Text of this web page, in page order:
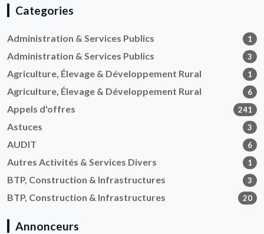
Categories
Administration & Services Publics 1
Administration & Services Publics 3
Agriculture, Élevage & Développement Rural 1
Agriculture, Élevage & Développement Rural 6
Appels d'offres 241
Astuces 3
AUDIT 6
Autres Activités & Services Divers 1
BTP, Construction & Infrastructures 3
BTP, Construction & Infrastructures 20
Annonceurs